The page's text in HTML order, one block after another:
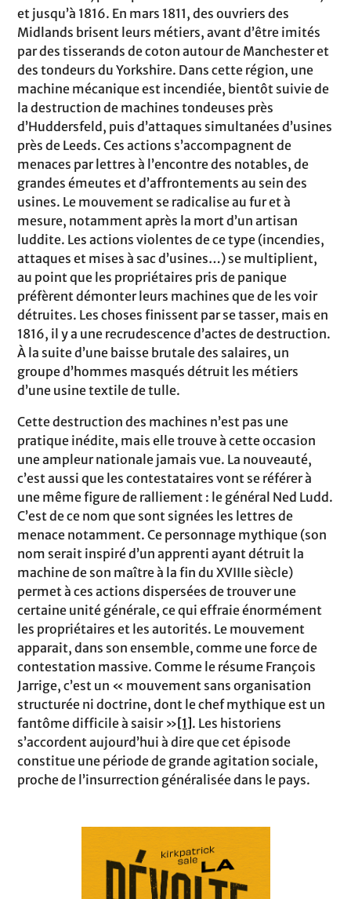
et jusqu’à 1816. En mars 1811, des ouvriers des
Midlands brisent leurs métiers, avant d’être imités
par des tisserands de coton autour de Manchester et
des tondeurs du Yorkshire. Dans cette région, une
machine mécanique est incendiée, bientôt suivie de
la destruction de machines tondeuses près
d’Huddersfeld, puis d’attaques simultanées d’usines
près de Leeds. Ces actions s’accompagnent de
menaces par lettres à l’encontre des notables, de
grandes émeutes et d’affrontements au sein des
usines. Le mouvement se radicalise au fur et à
mesure, notamment après la mort d’un artisan
luddite. Les actions violentes de ce type (incendies,
attaques et mises à sac d’usines…) se multiplient,
au point que les propriétaires pris de panique
préfèrent démonter leurs machines que de les voir
détruites. Les choses finissent par se tasser, mais en
1816, il y a une recrudescence d’actes de destruction.
À la suite d’une baisse brutale des salaires, un
groupe d’hommes masqués détruit les métiers
d’une usine textile de tulle.
Cette destruction des machines n’est pas une
pratique inédite, mais elle trouve à cette occasion
une ampleur nationale jamais vue. La nouveauté,
c’est aussi que les contestataires vont se référer à
une même figure de ralliement : le général Ned Ludd.
C’est de ce nom que sont signées les lettres de
menace notamment. Ce personnage mythique (son
nom serait inspiré d’un apprenti ayant détruit la
machine de son maître à la fin du XVIIIe siècle)
permet à ces actions dispersées de trouver une
certaine unité générale, ce qui effraie énormément
les propriétaires et les autorités. Le mouvement
apparait, dans son ensemble, comme une force de
contestation massive. Comme le résume François
Jarrige, c’est un « mouvement sans organisation
structurée ni doctrine, dont le chef mythique est un
fantôme difficile à saisir »[1]. Les historiens
s’accordent aujourd’hui à dire que cet épisode
constitue une période de grande agitation sociale,
proche de l’insurrection généralisée dans le pays.